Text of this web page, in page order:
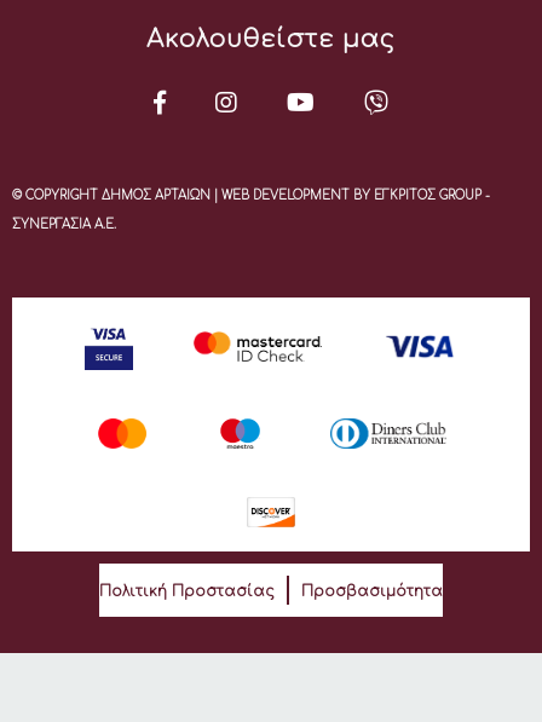
Ακολουθείστε μας
© COPYRIGHT ΔΗΜΟΣ ΑΡΤΑΙΩΝ | WEB DEVELOPMENT BY ΕΓΚΡΙΤΟΣ GROUP -
ΣΥΝΕΡΓΑΣΙΑ Α.Ε.
Πολιτική Προστασίας Προσβασιμότητα